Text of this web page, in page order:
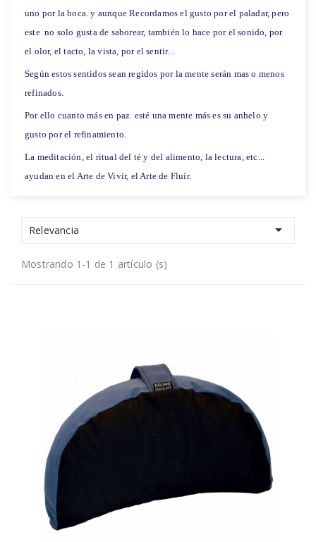
uno por la boca. y aunque Recordamos el gusto por el paladar, pero
este no solo gusta de saborear, también lo hace por el sonido, por
el olor, el tacto, la vista, por el sentir...
Según estos sentidos sean regidos por la mente serán mas o menos
refinados.
Por ello cuanto más en paz esté una mente más es su anhelo y
gusto por el refinamiento.
La meditación, el ritual del té y del alimento, la lectura, etc...
ayudan en el Arte de Vivir, el Arte de Fluir.
Relevancia 
Mostrando 1-1 de 1 artículo (s)